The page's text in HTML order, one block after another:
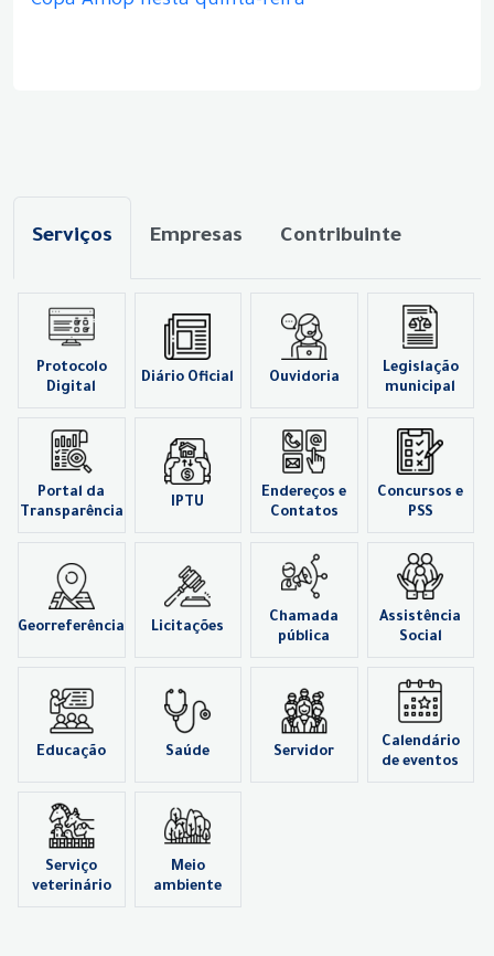
Serviços Empresas Contribuinte
Protocolo
Digital
Diário Oficial Ouvidoria
Legislação
municipal
Portal da
Transparência
IPTU
Endereços e
Contatos
Concursos e
PSS
Georreferência Licitações
Chamada
pública
Assistência
Social
Educação Saúde Servidor
Calendário
de eventos
Serviço
veterinário
Meio
ambiente